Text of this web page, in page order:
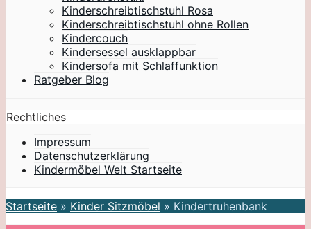
Kinderschreibtischstuhl Rosa
Kinderschreibtischstuhl ohne Rollen
Kindercouch
Kindersessel ausklappbar
Kindersofa mit Schlaffunktion
Ratgeber Blog
Rechtliches
Impressum
Datenschutzerklärung
Kindermöbel Welt Startseite
Startseite » Kinder Sitzmöbel » Kindertruhenbank